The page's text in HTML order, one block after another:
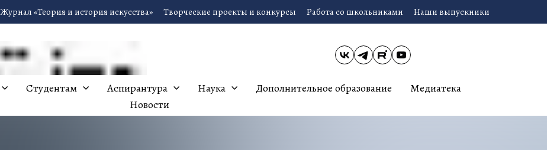
Журнал «Теория и история искусства» Творческие проекты и конкурсы Работа со школьниками Наши выпускники
Студентам Аспирантура Наука Дополнительное образование
Медиатека
Новости